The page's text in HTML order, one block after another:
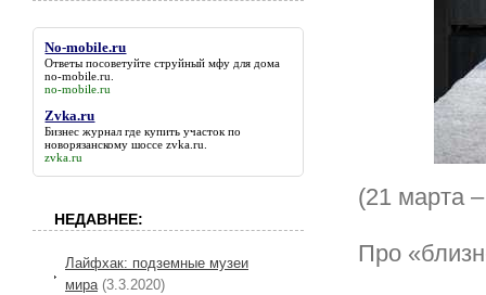
(21 марта
Про
No-mobile.ru
Ответы посоветуйте струйный мфу для дома
no-mobile.ru
no-mobile.ru
Zvka.ru
Бизнес журнал где купить участок по
новорязанскому шоссеzvka.ru
zvka.ru
НЕДАВНЕЕ:
Лайфхак: подземные музеи
мира(3.3.2020)